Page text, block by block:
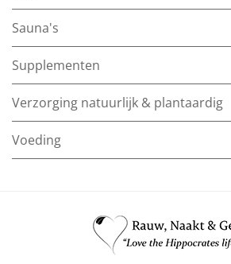
Sauna's
Supplementen
Verzorging natuurlijk & plantaardig
Voeding